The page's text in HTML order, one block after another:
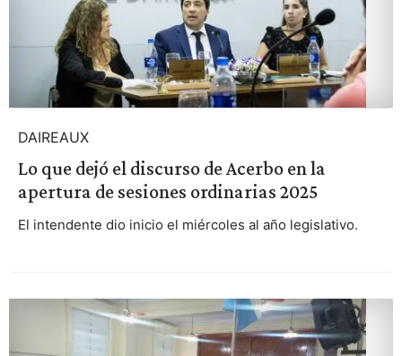
DAIREAUX
Lo que dejó el discurso de Acerbo en la
apertura de sesiones ordinarias 2025
El intendente dio inicio el miércoles al año legislativo.